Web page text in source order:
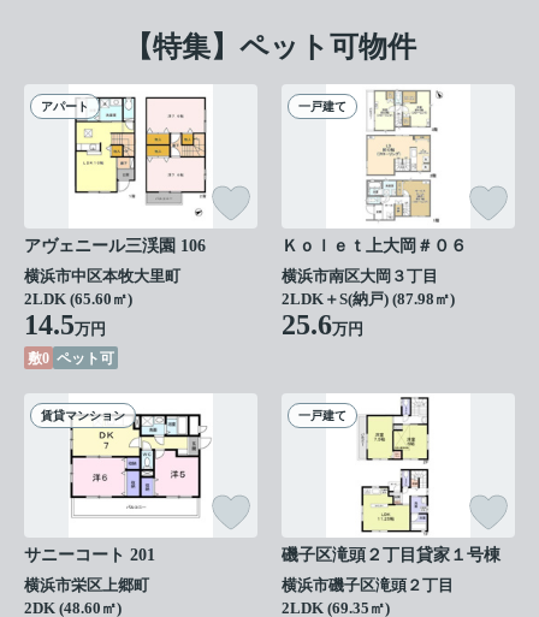
【特集】ペット可物件
アパート
アヴェニール三渓園 106
横浜市中区本牧大里町
2LDK (65.60㎡)
14.5万円
敷0 ペット可
一戸建て
Ｋｏｌｅｔ上大岡＃０６
横浜市南区大岡３丁目
2LDK＋S(納戸) (87.98㎡)
25.6万円
賃貸マンション
サニーコート 201
横浜市栄区上郷町
2DK (48.60㎡)
一戸建て
磯子区滝頭２丁目貸家１号棟
横浜市磯子区滝頭２丁目
2LDK (69.35㎡)